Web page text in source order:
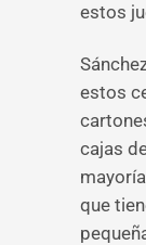
estos
estos
cajas
que